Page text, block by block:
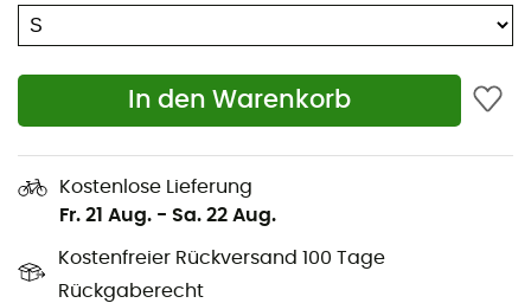
In den Warenkorb
Kostenlose Lieferung
Fr. 21 Aug. - Sa. 22 Aug.
Kostenfreier Rückversand 100 Tage
Rückgaberecht
YKK - Zwei-Wege-Reißverschluss
Ripstop-Gewebe
Zweilagen-Konstruktion
Verstellbarer Saum
Handtaschen mit sicherem Reißverschluss